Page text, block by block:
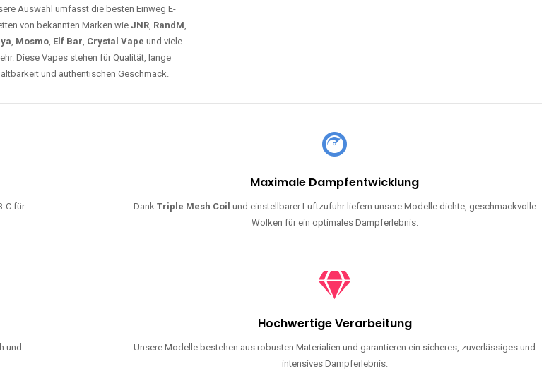
Auswahl umfasst die besten Einweg E-
von bekannten Marken wieJNR, RandM,
, Mosmo, Elf Bar, Crystal Vape und viele
Diese Vapes stehen für Qualität, lange
und authentischen Geschmack.
C für
Maximale Dampfentwicklung
Dank Triple Mesh Coil und einstellbarer Luftzufuhr liefern unsere Modelle dichte, geschmackvolle
Wolken für ein optimales Dampferlebnis.
und
Hochwertige Verarbeitung
Unsere Modelle bestehen aus robusten Materialien und garantieren ein sicheres, zuverlässiges und
intensives Dampferlebnis.